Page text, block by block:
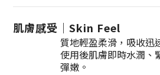
肌膚感受｜Skin Feel
質地輕盈柔滑，吸收迅
使用後肌膚即時水潤、
彈嫩。